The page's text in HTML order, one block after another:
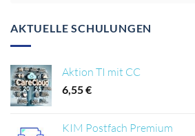
AKTUELLE SCHULUNGEN
Aktion TI mit CC
6,55€
KIM Postfach Premium